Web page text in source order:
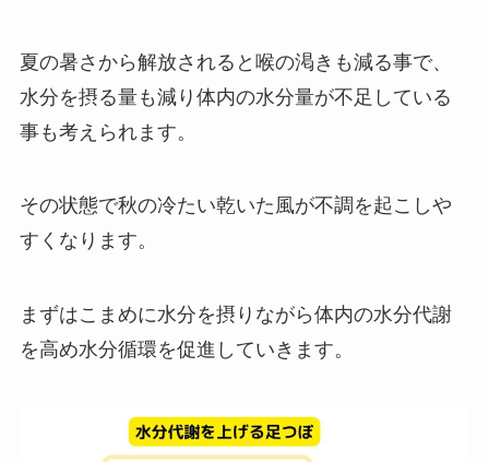
夏の暑さから解放されると喉の渇きも減る事で、
水分を摂る量も減り体内の水分量が不足している
事も考えられます。
その状態で秋の冷たい乾いた風が不調を起こしや
すくなります。
まずはこまめに水分を摂りながら体内の水分代謝
を高め水分循環を促進していきます。